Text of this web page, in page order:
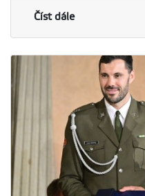
Číst dále